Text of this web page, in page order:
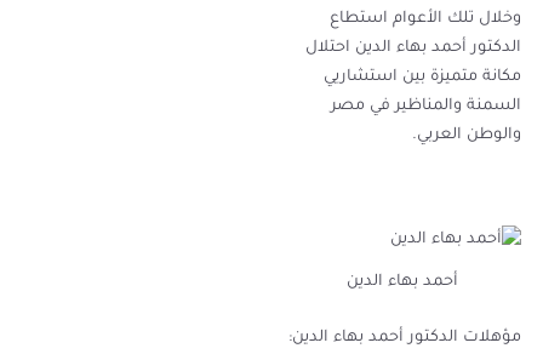
وخلال تلك الأعوام استطاع
الدكتور أحمد بهاء الدين احتلال
مكانة متميزة بين استشاريي
السمنة والمناظير في مصر
والوطن العربي.
أحمد بهاء الدين
مؤهلات الدكتور أحمد بهاء الدين: